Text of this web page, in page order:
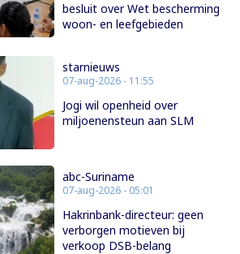
besluit over Wet bescherming
woon- en leefgebieden
starnieuws
07-aug-2026 - 11:55
Jogi wil openheid over
miljoenensteun aan SLM
abc-Suriname
07-aug-2026 - 05:01
Hakrinbank-directeur: geen
verborgen motieven bij
verkoop DSB-belang